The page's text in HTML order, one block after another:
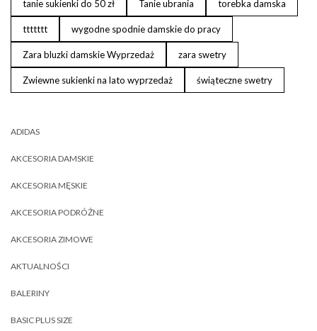
tanie sukienki do 50 zł Tanie ubrania torebka damska
ttttttt wygodne spodnie damskie do pracy
Zara bluzki damskie Wyprzedaż zara swetry
Zwiewne sukienki na lato wyprzedaż świąteczne swetry
ADIDAS
AKCESORIA DAMSKIE
AKCESORIA MĘSKIE
AKCESORIA PODRÓŻNE
AKCESORIA ZIMOWE
AKTUALNOŚCI
BALERINY
BASIC PLUS SIZE